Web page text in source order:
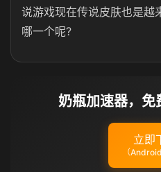
说游戏现在传说皮肤也是越
哪一个呢?
奶瓶加速器，免
立即
（